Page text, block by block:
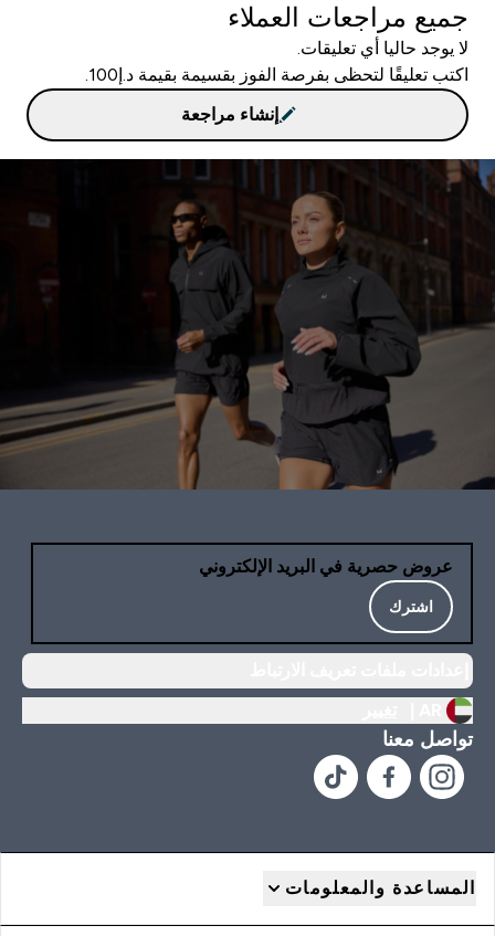
جميع مراجعات العملاء
لا يوجد حاليا أي تعليقات.
اكتب تعليقًا لتحظى بفرصة الفوز بقسيمة بقيمة د.إ100.
إنشاء مراجعة
عروض حصرية في البريد الإلكتروني
اشترك
تواصل معنا
المساعدة والمعلومات